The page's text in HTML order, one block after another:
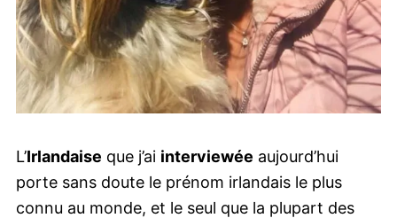
L’Irlandaise que j’ai interviewée aujourd’hui
porte sans doute le prénom irlandais le plus
connu au monde, et le seul que la plupart des